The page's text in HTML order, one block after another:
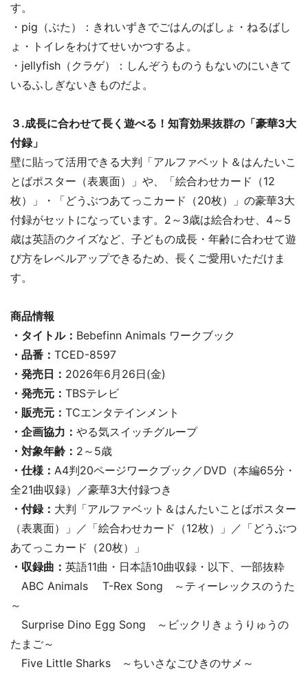
す。
・pig（ぶた）：きれいずきでごはんのばしょ・ねるばし
ょ・トイレをわけてせいかつするよ。
・jellyfish（クラゲ）：しんぞうものうもないのにいきて
いるふしぎないきものだよ。
３.成長に合わせて長く遊べる！知育効果抜群の「豪華3大
付録」
壁に貼って活用できる大判「アルファベット＆はんたいこ
とばポスター（表裏面）」や、「絵合わせカード（12
枚）」・「どうぶつあてっこカード（20枚）」の豪華3大
付録がセットになっています。2～3歳は絵合わせ、4～5
歳は英語のクイズなど、子どもの成長・年齢に合わせて遊
び方をレベルアップできるため、長くご愛用いただけま
す。
商品情報
・タイトル： Bebefinn Animals ワークブック
・品番： TCED-8597
・発売日： 2026年6月26日(金)
・発売元： TBSテレビ
・販売元： TCエンタテインメント
・企画協力： やる気スイッチグループ
・対象年齢： 2～5歳
・仕様： A4判20ページワークブック／DVD（本編65分・
全21曲収録）／豪華3大付録つき
・付録： 大判「アルファベット＆はんたいことばポスター
（表裏面）」／「絵合わせカード（12枚）」／「どうぶつ
あてっこカード（20枚）」
・収録曲： 英語11曲・日本語10曲収録・以下、一部抜粋
ABC Animals T-Rex Song ～ティーレックスのうた
～
Surprise Dino Egg Song ～ビックリきょうりゅうの
たまご～
Five Little Sharks ～ちいさなごひきのサメ～